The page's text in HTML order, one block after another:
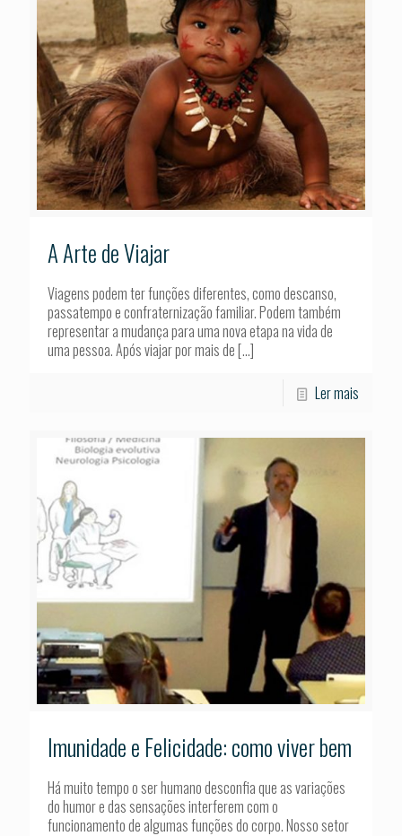
A Arte de Viajar
Viagens podem ter funções diferentes, como descanso,
passatempo e confraternização familiar. Podem também
representar a mudança para uma nova etapa na vida de
uma pessoa. Após viajar por mais de[…]
Ler mais
Imunidade e Felicidade: como viver bem
Há muito tempo o ser humano desconfia que as variações
do humor e das sensações interferem com o
funcionamento de algumas funções do corpo. Nosso setor